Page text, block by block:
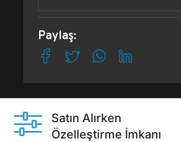
Paylaş:
Satın Alırken
Özelleştirme İmkanı